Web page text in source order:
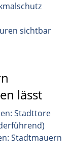
sichtbar
lässt
Stadttore
Stadtmauern